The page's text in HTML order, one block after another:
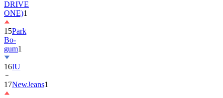
15Park
Bo-
gum1
16IU
17NewJeans
18Stray
Kids